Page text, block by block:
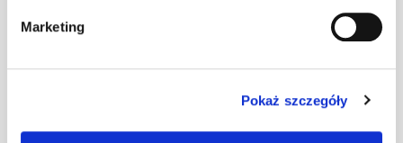
Marketing
Pokaż szczegóły
przeciwśn. 155